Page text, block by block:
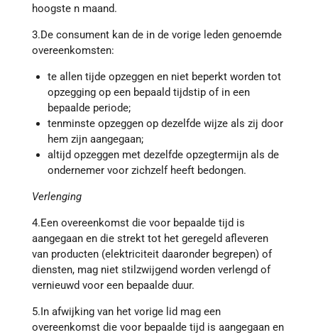
hoogste n maand.
3.De consument kan de in de vorige leden genoemde
overeenkomsten:
te allen tijde opzeggen en niet beperkt worden tot
opzegging op een bepaald tijdstip of in een
bepaalde periode;
tenminste opzeggen op dezelfde wijze als zij door
hem zijn aangegaan;
altijd opzeggen met dezelfde opzegtermijn als de
ondernemer voor zichzelf heeft bedongen.
Verlenging
4.Een overeenkomst die voor bepaalde tijd is
aangegaan en die strekt tot het geregeld afleveren
van producten (elektriciteit daaronder begrepen) of
diensten, mag niet stilzwijgend worden verlengd of
vernieuwd voor een bepaalde duur.
5.In afwijking van het vorige lid mag een
overeenkomst die voor bepaalde tijd is aangegaan en